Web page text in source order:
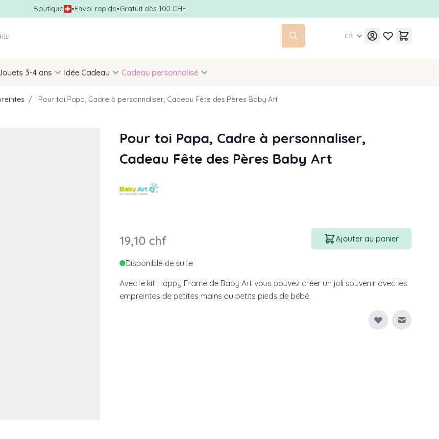
Boutique •Envoi rapide•Gratuit dès 100 CHF
FR
3-4 ans Idée Cadeau Cadeau personnalisé
/ Pour toi Papa, Cadre à personnaliser, Cadeau Fête des Pères Baby Art
Pour toi Papa, Cadre à personnaliser,
Cadeau Fête des Pères Baby Art
19,10 chf Quantité
Ajouter au panier
Disponible de suite
Avec le kit Happy Frame de Baby Art vous pouvez créer un joli souvenir avec les
empreintes de petites mains ou petits pieds de bébé.
Envoyer